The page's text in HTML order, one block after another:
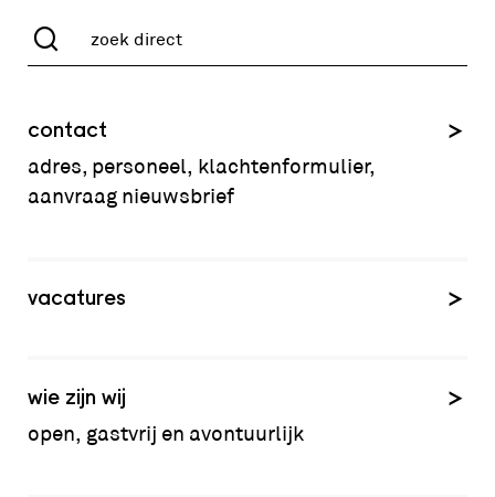
contact
adres, personeel, klachtenformulier,
aanvraag nieuwsbrief
vacatures
wie zijn wij
open, gastvrij en avontuurlijk